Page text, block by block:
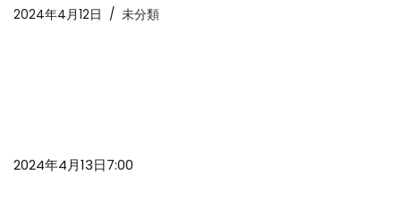
2024年4月12日 未分類
2024年4月13日7:00